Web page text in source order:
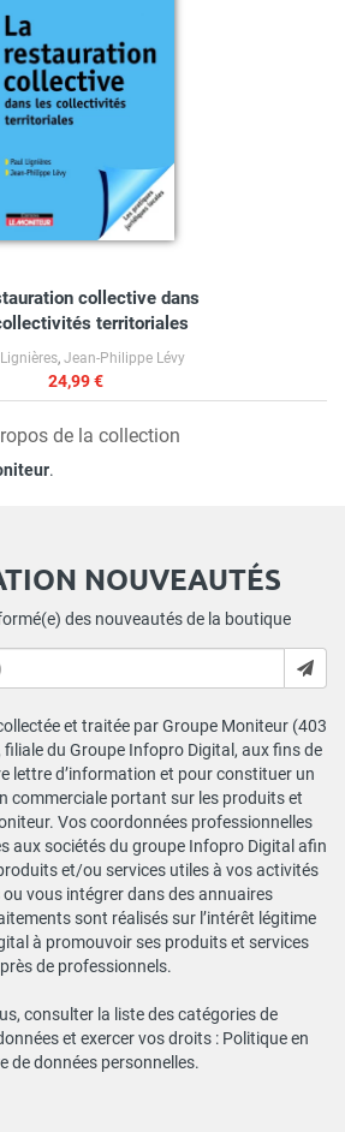
collective dans
territoriales
, Jean-Philippe Lévy
24,99 €
de la collection
.
NOUVEAUTÉS
des nouveautés de la boutique
et traitée par Groupe Moniteur (403
filiale du Groupe Infopro Digital, aux fins de
lettre d’information et pour constituer un
commerciale portant sur les produits et
Vos coordonnées professionnelles
aux sociétés du groupe Infopro Digital afin
et/ou services utiles à vos activités
vous intégrer dans des annuaires
sont réalisés sur l’intérêt légitime
à promouvoir ses produits et services
de professionnels.
consulter la liste des catégories de
et exercer vos droits : Politique en
de données personnelles.